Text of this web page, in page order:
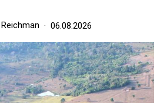
06.08.2026